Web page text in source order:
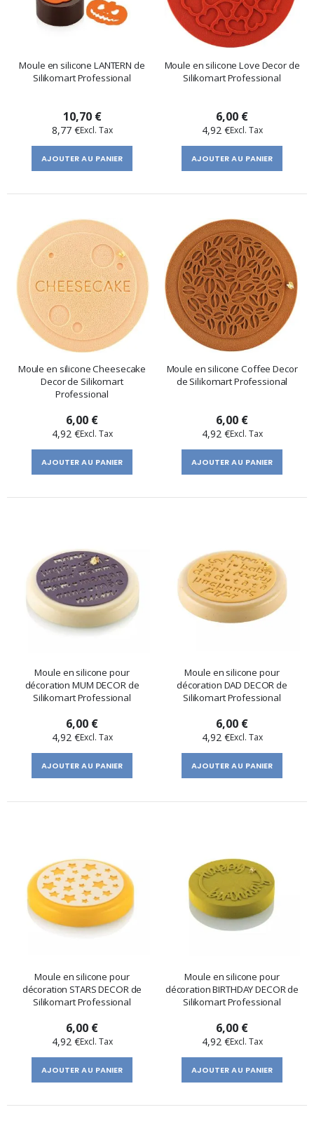
Moule en silicone LANTERN de
Silikomart Professional
10,70 €
8,77 €
AJOUTER AU PANIER
Moule en silicone Love Decor de
Silikomart Professional
6,00 €
4,92 €
AJOUTER AU PANIER
Moule en silicone Cheesecake
Decor de Silikomart
Professional
6,00 €
4,92 €
AJOUTER AU PANIER
Moule en silicone Coffee Decor
de Silikomart Professional
6,00 €
4,92 €
AJOUTER AU PANIER
Moule en silicone pour
décoration MUM DECOR de
Silikomart Professional
6,00 €
4,92 €
AJOUTER AU PANIER
Moule en silicone pour
décoration DAD DECOR de
Silikomart Professional
6,00 €
4,92 €
AJOUTER AU PANIER
Moule en silicone pour
décoration STARS DECOR de
Silikomart Professional
6,00 €
4,92 €
AJOUTER AU PANIER
Moule en silicone pour
décoration BIRTHDAY DECOR de
Silikomart Professional
6,00 €
4,92 €
AJOUTER AU PANIER